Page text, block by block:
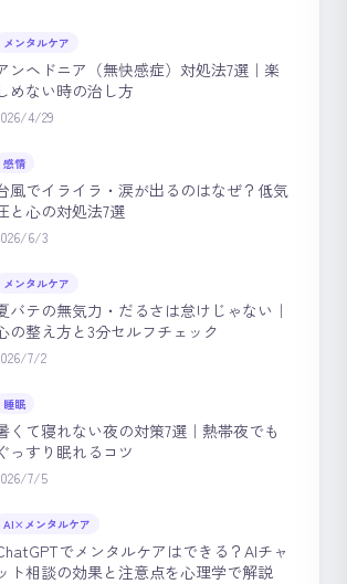
メンタルケア
ンヘドニア（無快感症）対処法7選｜楽
しめない時の治し方
4/29
感情
風でイライラ・涙が出るのはなぜ？低気
と心の対処法7選
6/3
メンタルケア
バテの無気力・だるさは怠けじゃない｜
の整え方と3分セルフチェック
7/2
睡眠
くて寝れない夜の対策7選｜熱帯夜でも
ぐっすり眠れるコツ
7/5
AI×メンタルケア
でメンタルケアはできる？AIチャ
ト相談の効果と注意点を心理学で解説